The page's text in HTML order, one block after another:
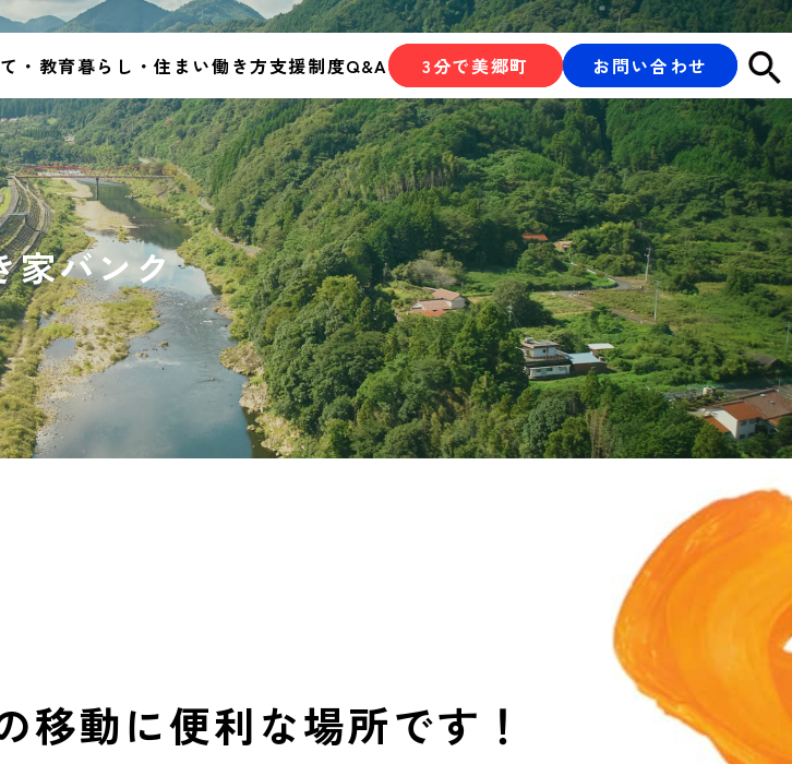
・教育暮らし・住まい働き方支援制度Q&A 3分で美郷町 お問い合わせ
家バンク
移動に便利な場所です！